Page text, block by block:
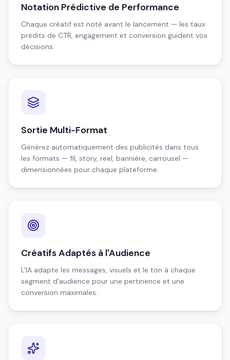
Notation Prédictive de Performance
Chaque créatif est noté avant le lancement — les taux
prédits de CTR, engagement et conversion guident vos
décisions.
Sortie Multi-Format
Générez automatiquement des publicités dans tous
les formats — fil, story, reel, bannière, carrousel —
dimensionnées pour chaque plateforme.
Créatifs Adaptés à l'Audience
L'IA adapte les messages, visuels et le ton à chaque
segment d'audience pour une pertinence et une
conversion maximales.